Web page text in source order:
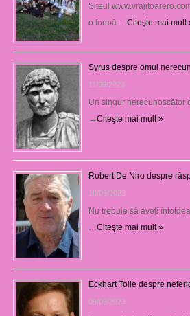
Siteul
o formă … Citeşte mai mult
Syrus despre omul
11/09/2023
Un singur nerecunoscător
→Citeşte mai mult »
Robert De Niro despre
10/09/2023
Nu trebuie să aveți
Citeşte mai mult »
Eckhart Tolle despre
09/09/2023